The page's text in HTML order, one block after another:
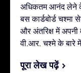
अधिकतम आनंद लेने
बस कार्डबोर्ड
और अंतरिक्ष में
वी.आर. चश्मे के बारे
पूरा लेख पढ़ें